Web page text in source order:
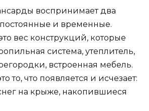
воспринимает два
и временные.
вес конструкций, которые
система, утеплитель,
встроенная мебель.
то, что появляется и исчезает:
на крыже, накопившиеся